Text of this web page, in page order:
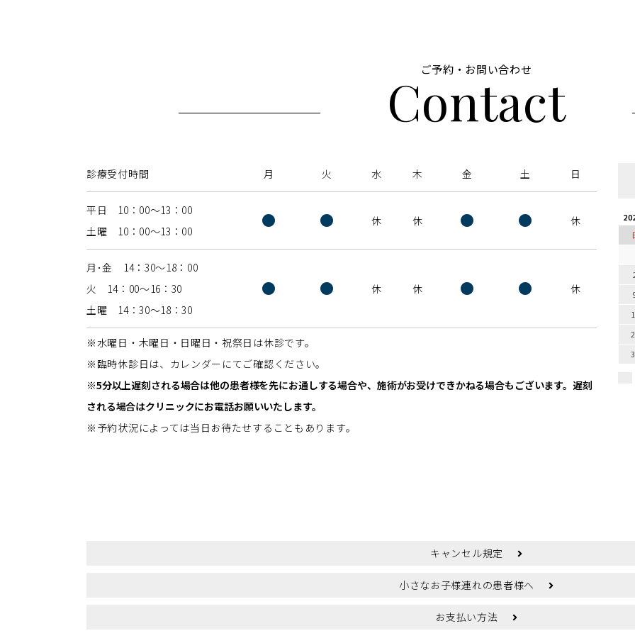
ご予約・お問い合わせ
Contact
診療受付時間 月 火 水 木 金 土 日
平日 10：00〜13：00
土曜 10：00〜13：00
● ● 休 休 ● ● 休
月･金 14：30〜18：00
火 14：00〜16：30
土曜 14：30〜18：30
● ● 休 休 ● ● 休
※水曜日・木曜日・日曜日・祝祭日は休診です。
※臨時休診日は、カレンダーにてご確認ください。
※5分以上遅刻される場合は他の患者様を先にお通しする場合や、施術がお受けできかねる場合もございます。遅刻
される場合はクリニックにお電話お願いいたします。
※予約状況によっては当日お待たせすることもあります。
キャンセル規定
小さなお子様連れの患者様へ
お支払い方法